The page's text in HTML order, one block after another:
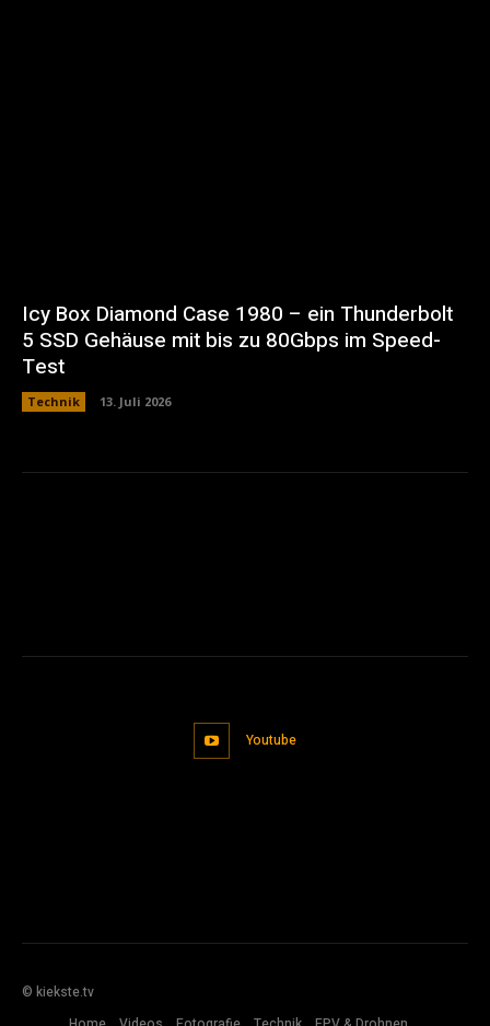
Icy Box Diamond Case 1980 – ein Thunderbolt
5 SSD Gehäuse mit bis zu 80Gbps im Speed-
Test
Technik 13. Juli 2026
Youtube
© kiekste.tv